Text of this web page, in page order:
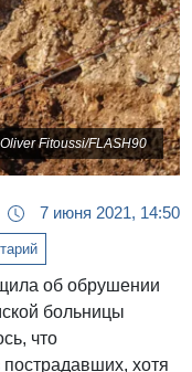
Oliver Fitoussi/FLASH90
7 июня 2021, 14:50
об обрушении
больницы
что
хотя